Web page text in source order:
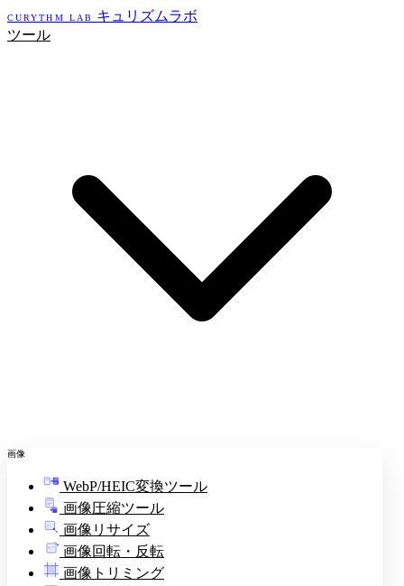
CURYTHM LAB
キュリズムラボ
ツール
画像
WebP/HEIC変換ツール
画像圧縮ツール
画像リサイズ
画像回転・反転
画像トリミング